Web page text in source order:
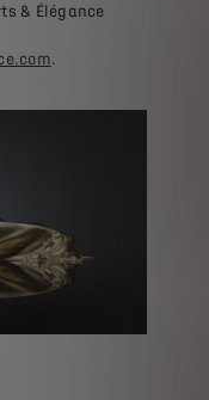
& Élégance
.